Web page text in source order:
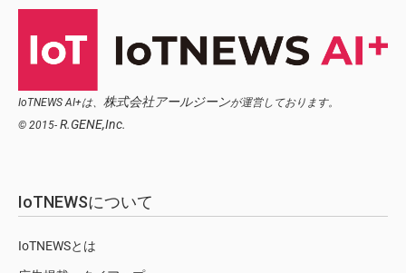
IoTNEWS AI+は、 株式会社アールジーンが運営しております。
© 2015- R.GENE,Inc.
IoTNEWSについて
IoTNEWSとは